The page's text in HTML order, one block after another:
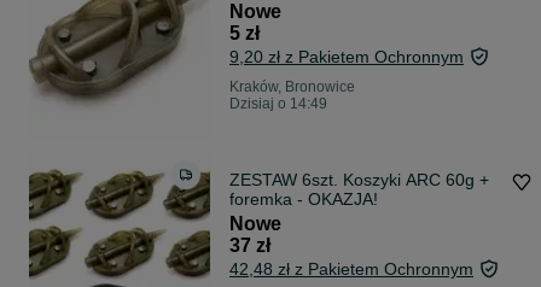
Nowe
5 zł
9,20 zł z Pakietem Ochronnym
Kraków, Bronowice
Dzisiaj o 14:49
ZESTAW 6szt. Koszyki ARC 60g +
foremka - OKAZJA!
Nowe
37 zł
42,48 zł z Pakietem Ochronnym